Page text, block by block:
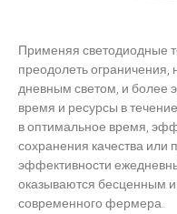
Применяя светодиодные
преодолеть
дневным светом, и более
время и ресурсы в
в оптимальное время,
сохранения качества или
эффективности
оказываются бесценным
современного фермера.